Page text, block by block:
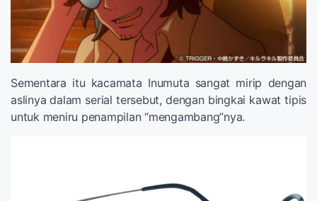
Sementara itu kacamata Inumuta sangat mirip dengan
aslinya dalam serial tersebut, dengan bingkai kawat tipis
untuk meniru penampilan “mengambang”nya.